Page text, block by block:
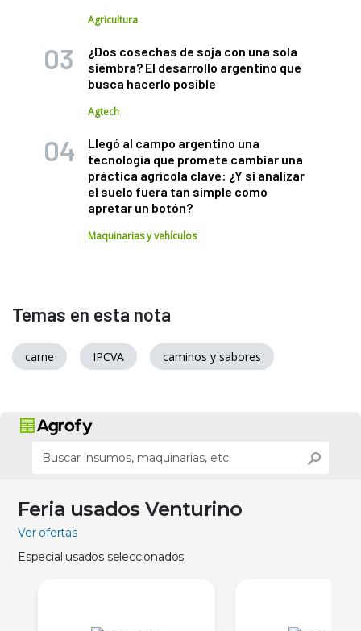
Agricultura
¿Dos cosechas de soja con una sola
siembra? El desarrollo argentino que
busca hacerlo posible
Agtech
Llegó al campo argentino una
tecnología que promete cambiar una
práctica agrícola clave: ¿Y si analizar
el suelo fuera tan simple como
apretar un botón?
Maquinarias y vehículos
Temas en esta nota
carne IPCVA caminos y sabores
Feria usados Venturino
Ver ofertas
Especial usados seleccionados